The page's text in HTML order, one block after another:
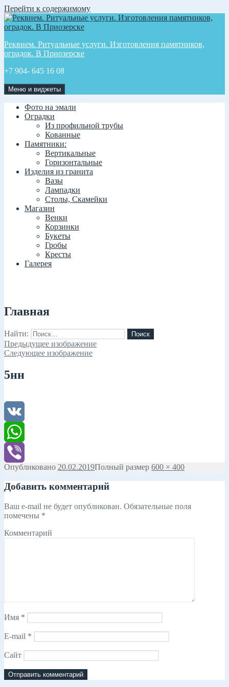
Перейти к содержимому
Реквием. Ритуальные услуги. Изготовления памятников,
оградок. В Приозерске
+7 904- 645 16 08
Меню и виджеты
Фото на эмали
Оградки
Из профильной трубы
Кованные
Памятники:
Вертикальные
Горизонтальные
Изделия из гранита
Вазы
Лампадки
Столы, Скамейки
Магазин
Венки
Корзинки
Букеты
Гробы
Кресты
Галерея
Главная
Найти:
Предыдущее изображение
Следующее изображение
5нн
VK
WhatsApp
Viber
Опубликовано 20.02.2019Полный размер 600 × 400
Добавить комментарий
Ваш e-mail не будет опубликован. Обязательные поля
помечены *
Комментарий
Имя *
E-mail *
Сайт